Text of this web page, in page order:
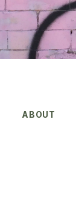
ABOUT